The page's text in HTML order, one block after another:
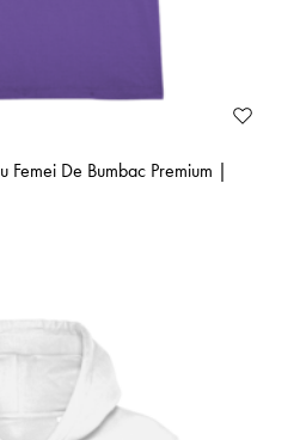
Femei De Bumbac Premium |